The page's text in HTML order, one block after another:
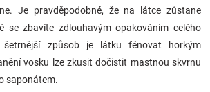
Je pravděpodobné, že na látce zůstane
se zbavíte zdlouhavým opakováním celého
způsob je látku fénovat horkým
vosku lze zkusit dočistit mastnou skvrnu
saponátem.